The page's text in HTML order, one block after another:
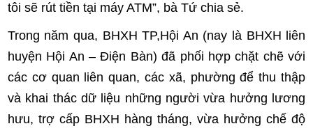
tôi sẽ rút tiền tại máy ATM”, bà Tứ chia sẻ.
Trong năm qua, BHXH TP,Hội An (nay là BHXH liên
huyện Hội An – Điện Bàn) đã phối hợp chặt chẽ với
các cơ quan liên quan, các xã, phường để thu thập
và khai thác dữ liệu những người vừa hưởng lương
hưu, trợ cấp BHXH hàng tháng, vừa hưởng chế độ